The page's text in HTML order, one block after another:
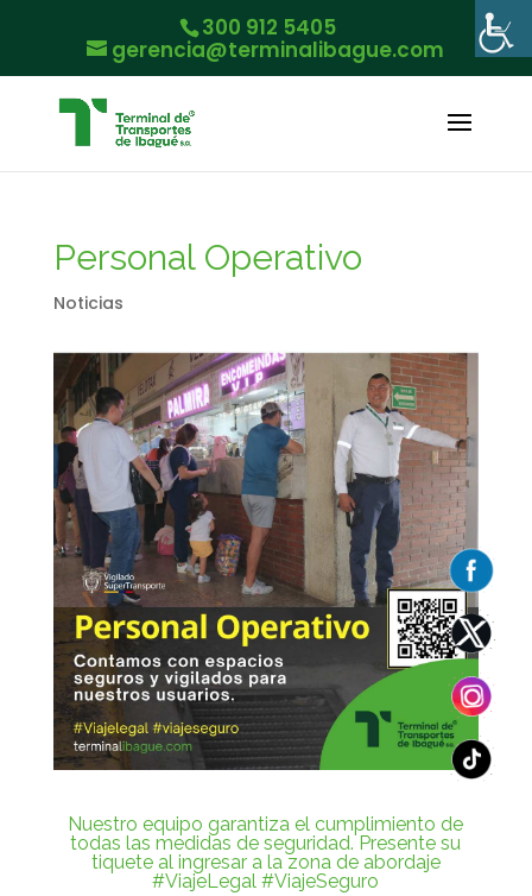
300 912 5405
gerencia@terminalibague.com
Personal Operativo
Noticias
Nuestro equipo garantiza el cumplimiento de
todas las medidas de seguridad. Presente su
tiquete al ingresar a la zona de abordaje
#ViajeLegal #ViajeSeguro